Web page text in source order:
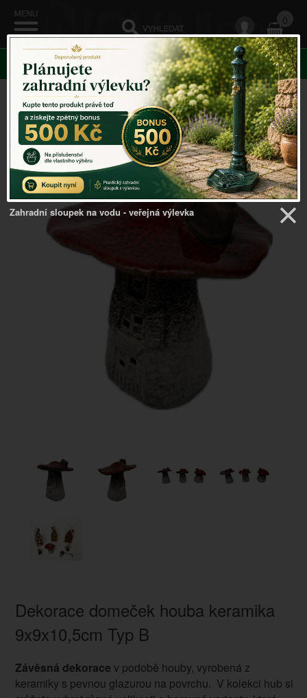
0
KATEGORIE
Venkovský domov ->Vánoční dekorace->Dekorace
domeček houba keramika 9x9x10,5cm Typ B
Dekorace domeček houba keramika
9x9x10,5cm Typ B
Závěsná dekorace v podobě houby, vyrobená z
keramiky s pevnou glazurou na povrchu. V kolekci hub si
Zahradní sloupek na vodu - veřejná výlevka